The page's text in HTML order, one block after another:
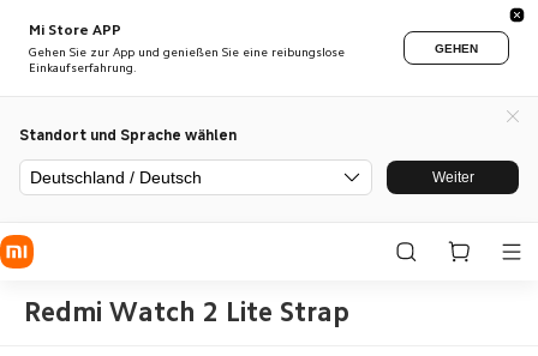
Mi Store APP
Gehen Sie zur App und genießen Sie eine reibungslose
Einkaufserfahrung.
GEHEN
Standort und Sprache wählen
Deutschland / Deutsch Weiter
Redmi Watch 2 Lite Strap